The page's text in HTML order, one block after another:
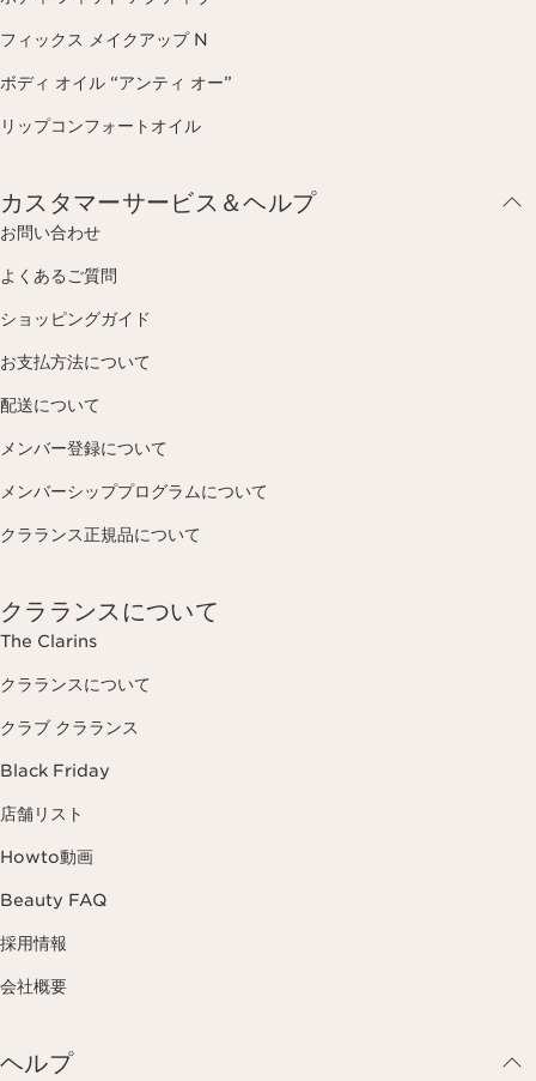
フィックス メイクアップ N
ボディ オイル “アンティ オー”
リップコンフォートオイル
カスタマーサービス＆ヘルプ
お問い合わせ
よくあるご質問
ショッピングガイド
お支払方法について
配送について
メンバー登録について
メンバーシッププログラムについて
クラランス正規品について
クラランスについて
The Clarins
クラランスについて
クラブ クラランス
Black Friday
店舗リスト
Howto動画
Beauty FAQ
採用情報
会社概要
ヘルプ